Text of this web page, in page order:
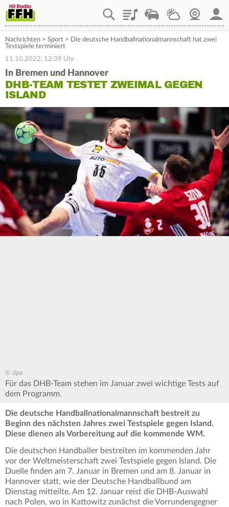
PlaylistStaupilotWetterWebcam
Nachrichten > Sport > Die deutsche Handballnationalmannschaft hat zwei
Testspiele terminiert
11.10.2022, 12:39 Uhr
In Bremen und Hannover
DHB-TEAM TESTET ZWEIMAL GEGEN
ISLAND
© dpa
Für das DHB-Team stehen im Januar zwei wichtige Tests auf
dem Programm.
Die deutsche Handballnationalmannschaft bestreit zu
Beginn des nächsten Jahres zwei Testspiele gegen Island.
Diese dienen als Vorbereitung auf die kommende WM.
Die deutschen Handballer bestreiten im kommenden Jahr
vor der Weltmeisterschaft zwei Testspiele gegen Island. Die
Duelle finden am 7. Januar in Bremen und am 8. Januar in
Hannover statt, wie der Deutsche Handballbund am
Dienstag mitteilte. Am 12. Januar reist die DHB-Auswahl
nach Polen, wo in Kattowitz zunächst die Vorrundengegner